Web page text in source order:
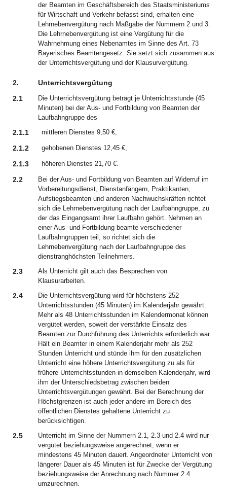
der Beamten im Geschäftsbereich des Staatsministeriums
für Wirtschaft und Verkehr befasst sind, erhalten eine
Lehrnebenvergütung nach Maßgabe der Nummern 2 und 3.
Die Lehrnebenvergütung ist eine Vergütung für die
Wahrnehmung eines Nebenamtes im Sinne des Art. 73
Bayerisches Beamtengesetz. Sie setzt sich zusammen aus
der Unterrichtsvergütung und der Klausurvergütung.
2.
Unterrichtsvergütung
2.1
Die Unterrichtsvergütung beträgt je Unterrichtsstunde (45
Minuten) bei der Aus- und Fortbildung von Beamten der
Laufbahngruppe des
2.1.1 mittleren Dienstes 9,50 €,
2.1.2 gehobenen Dienstes 12,45 €,
2.1.3 höheren Dienstes 21,70 €.
2.2
Bei der Aus- und Fortbildung von Beamten auf Widerruf im
Vorbereitungsdienst, Dienstanfängern, Praktikanten,
Aufstiegsbeamten und anderen Nachwuchskräften richtet
sich die Lehrnebenvergütung nach der Laufbahngruppe, zu
der das Eingangsamt ihrer Laufbahn gehört. Nehmen an
einer Aus- und Fortbildung beamte verschiedener
Laufbahngruppen teil, so richtet sich die
Lehrnebenvergütung nach der Laufbahngruppe des
dienstranghöchsten Teilnehmers.
2.3
Als Unterricht gilt auch das Besprechen von
Klausurarbeiten.
2.4
Die Unterrichtsvergütung wird für höchstens 252
Unterrichtsstunden (45 Minuten) im Kalenderjahr gewährt.
Mehr als 48 Unterrichtsstunden im Kalendermonat können
vergütet werden, soweit der verstärkte Einsatz des
Beamten zur Durchführung des Unterrichts erforderlich war.
Hält ein Beamter in einem Kalenderjahr mehr als 252
Stunden Unterricht und stünde ihm für den zusätzlichen
Unterricht eine höhere Unterrichtsvergütung zu als für
frühere Unterrichtsstunden in demselben Kalenderjahr, wird
ihm der Unterschiedsbetrag zwischen beiden
Unterrichtsvergütungen gewährt. Bei der Berechnung der
Höchstgrenzen ist auch jeder andere im Bereich des
öffentlichen Dienstes gehaltene Unterricht zu
berücksichtigen.
2.5
Unterricht im Sinne der Nummern 2.1, 2.3 und 2.4 wird nur
vergütet beziehungsweise angerechnet, wenn er
mindestens 45 Minuten dauert. Angeordneter Unterricht von
längerer Dauer als 45 Minuten ist für Zwecke der Vergütung
beziehungsweise der Anrechnung nach Nummer 2.4
umzurechnen.